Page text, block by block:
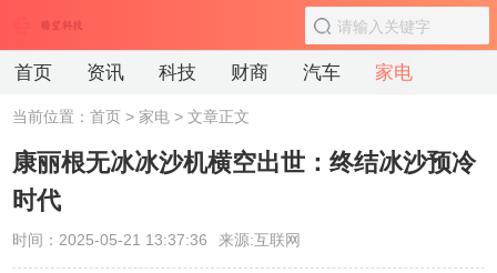
首页 资讯 科技 财商 汽车 家电
当前位置：首页 >家电 > 文章正文
康丽根无冰冰沙机横空出世：终结冰沙预冷
时代
时间：2025-05-21 13:37:36 来源:互联网